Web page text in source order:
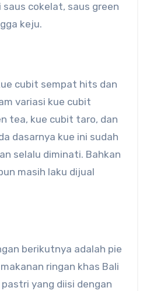
cokelat, saus green
keju.
cubit sempat hits dan
variasi kue cubit
tea, kue cubit taro, dan
dasarnya kue ini sudah
selalu diminati. Bahkan
masih laku dijual
berikutnya adalah pie
ringan khas Bali
yang diisi dengan